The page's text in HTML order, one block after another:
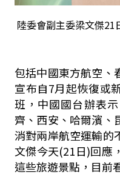
陸委會副主委梁文傑
包括中國東方航空、
宣布自7月起恢復或
班，中國國台辦表
齊、西安、哈爾濱、
消對兩岸航空運輸的
文傑今天(21日)回應
這些旅遊景點，目前